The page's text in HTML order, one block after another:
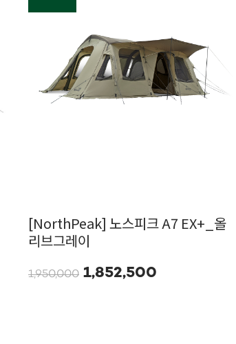
[NorthPeak] 노스피크 A7 EX+_올
리브그레이
1,950,000 1,852,500